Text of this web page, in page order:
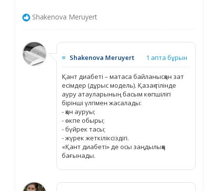
Shakenova Meruyert
≡ Shakenova Meruyert 1 апта бұрын
Қант диабеті – матаса байланысқан зат
есімдер (дұрыс модель). Қазақ тілінде
ауру атауларының басым көпшілігі
бірінші үлгімен жасалады:
- қан ауруы;
- өкпе обыры;
- бүйрек тасы;
- жүрек жеткіліксіздігі.
«Қант диабеті» де осы заңдылыққа
бағынады.